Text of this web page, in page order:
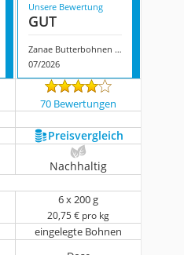
Unsere Bewertung
GUT
Zanae Butterbohnen in Tomatensoße
07/2026
70 Bewertungen
Preis­vergleich
Nachhaltig
6 x 200 g
20,75 € pro kg
eingelegte Bohnen